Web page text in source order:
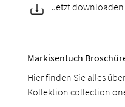
Jetzt downloaden
Markisentuch
Hier finden Sie alles
Kollektion collection